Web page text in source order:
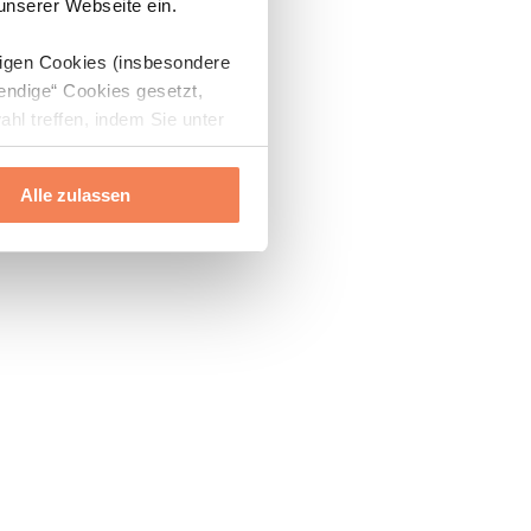
Webseite ein.
Cookies (insbesondere
Cookies gesetzt,
treffen, indem Sie unter
und „Über Cookies“
Alle zulassen